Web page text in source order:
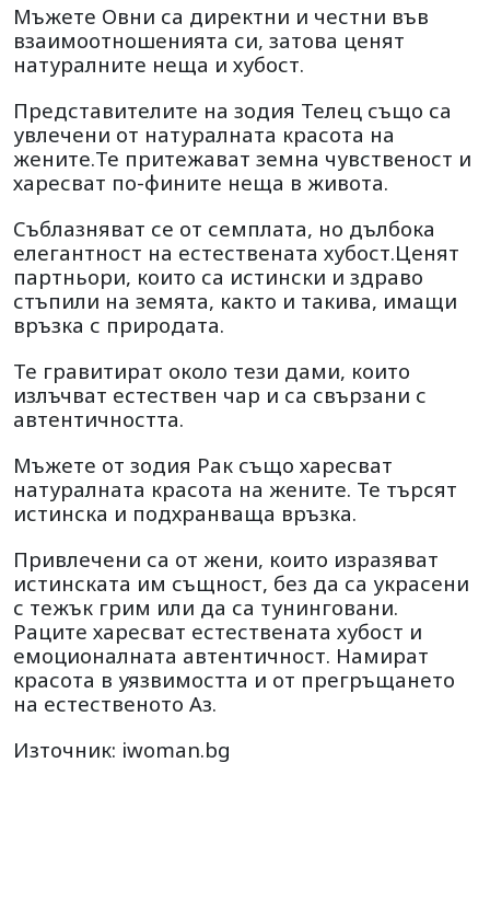
Мъжете Овни са директни и честни във
взаимоотношенията си, затова ценят
натуралните неща и хубост.
Представителите на зодия Телец също са
увлечени от натуралната красота на
жените.Те притежават земна чувственост и
харесват по-фините неща в живота.
Съблазняват се от семплата, но дълбока
елегантност на естествената хубост.Ценят
партньори, които са истински и здраво
стъпили на земята, както и такива, имащи
връзка с природата.
Те гравитират около тези дами, които
излъчват естествен чар и са свързани с
автентичността.
Мъжете от зодия Рак също харесват
натуралната красота на жените. Те търсят
истинска и подхранваща връзка.
Привлечени са от жени, които изразяват
истинската им същност, без да са украсени
с тежък грим или да са тунинговани.
Раците харесват естествената хубост и
емоционалната автентичност. Намират
красота в уязвимостта и от прегръщането
на естественото Аз.
Източник: iwoman.bg